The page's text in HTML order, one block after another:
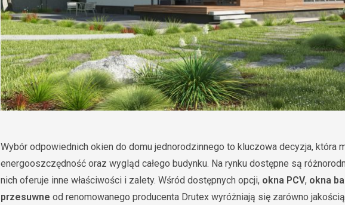
Wybór odpowiednich okien do domu jednorodzinnego to kluczowa decyzja, która
energooszczędność oraz wygląd całego budynku. Na rynku dostępne są
nich oferuje inne właściwości i zalety. Wśród dostępnych opcji, okna PCV, okna
przesuwne od renomowanego producenta Drutex wyróżniają się zarówno